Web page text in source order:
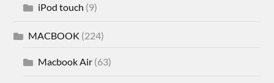
iPod touch (9)
MACBOOK (224)
Macbook Air (63)